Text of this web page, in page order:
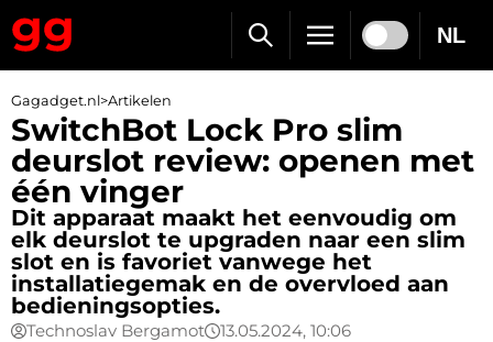
NL
Gagadget.nl>Artikelen
SwitchBot Lock Pro slim
deurslot review: openen met
één vinger
Dit apparaat maakt het eenvoudig om
elk deurslot te upgraden naar een slim
slot en is favoriet vanwege het
installatiegemak en de overvloed aan
bedieningsopties.
Technoslav Bergamot 13.05.2024, 10:06